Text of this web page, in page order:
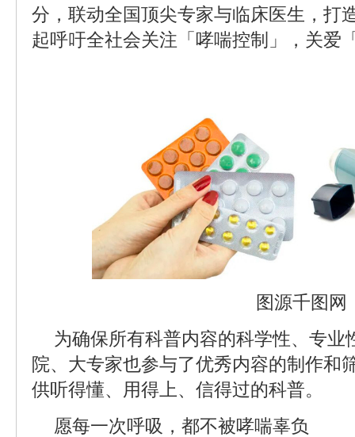
分，联动全国顶尖专家与临床医生，打
起呼吁全社会关注「哮喘控制」，关爱
图源千图网
为确保所有科普内容的科学性、专业
院、大专家也参与了优秀内容的制作和
供听得懂、用得上、信得过的科普。
愿每一次呼吸，都不被哮喘辜负